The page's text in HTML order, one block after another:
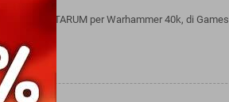
MILITARUM per Warhammer 40k, di Games